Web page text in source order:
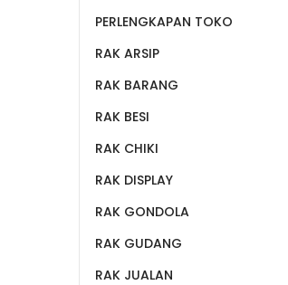
PERLENGKAPAN TOKO
RAK ARSIP
RAK BARANG
RAK BESI
RAK CHIKI
RAK DISPLAY
RAK GONDOLA
RAK GUDANG
RAK JUALAN